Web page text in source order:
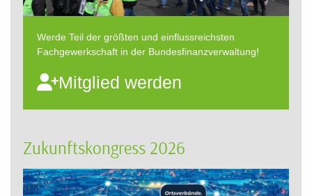
Werde Teil der größten und einflussreichsten
Fachgewerkschaft in der Bundesfinanzverwaltung!
Mitglied werden
Zukunftskongress 2026